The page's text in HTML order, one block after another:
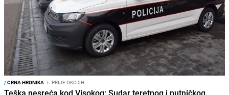
/CRNA HRONIKA I PRIJE OKO 5H